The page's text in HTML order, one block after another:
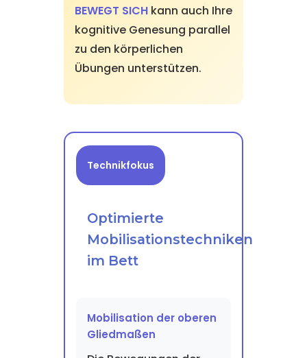
BEWEGT SICHkann auch Ihre
kognitive Genesung parallel
zu den körperlichen
Übungen unterstützen.
Technikfokus
Optimierte
Mobilisationstechniken
im Bett
Mobilisation der oberen
Gliedmaßen